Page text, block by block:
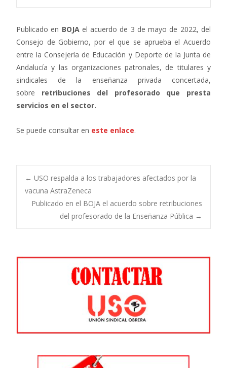
Publicado en BOJAel acuerdo de 3 de mayo de 2022, del
Consejo de Gobierno, por el que se aprueba el Acuerdo
entre la Consejería de Educación y Deporte de la Junta de
Andalucía y las organizaciones patronales, de titulares y
sindicales de la enseñanza privada concertada,
sobre retribuciones del profesorado que presta
servicios en el sector.
Se puede consultar en este enlace.
Navegación
entradas
← USO respalda a los trabajadores afectados por la
vacuna AstraZeneca
Publicado en el BOJA el acuerdo sobre retribuciones
del profesorado de la Enseñanza Pública →